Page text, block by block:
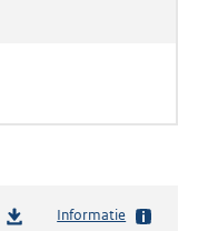
Informatie